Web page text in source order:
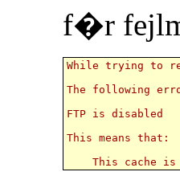
f�r
While trying to
The following
FTP is disabled
This means that: